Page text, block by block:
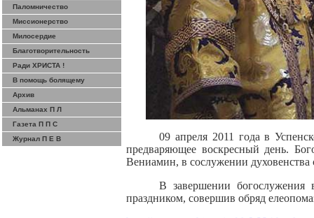
Паломничество
Миссионерство
Милосердие
Благотворительность
Ради ХРИСТА !
В помощь болящему
Архив
Альманах П Л
Газета П П С
Журнал П Е В
09 апреля 2011 года в
предваряющее воскресный день.
Вениамин, в сослужении духовенства
В завершении богослужения
праздником, совершив обряд